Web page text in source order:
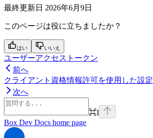
最終更新日 2026年6月9日
このページは役に立ちましたか？
はい いいえ
ユーザーアクセストークン
前へ
クライアント資格情報許可を使用した設定
次へ
⌘I
Box Dev Docs home page